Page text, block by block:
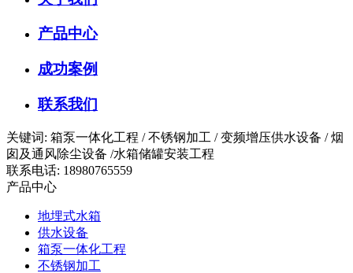
产品中心
成功案例
联系我们
关键词: 箱泵一体化工程 / 不锈钢加工 / 变频增压供水设备 / 烟
囱及通风除尘设备 /水箱储罐安装工程
联系电话: 18980765559
产品中心
地埋式水箱
供水设备
箱泵一体化工程
不锈钢加工